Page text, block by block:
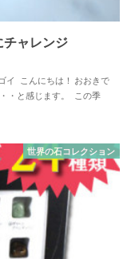
チャレンジ
イ こんにちは！ おおきで
・と感じます。 この季
世界の石コレクション